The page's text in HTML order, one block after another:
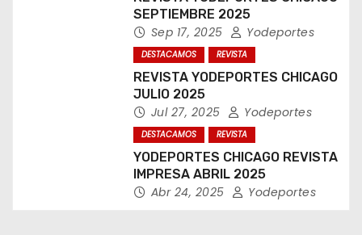
SEPTIEMBRE 2025
Sep 17, 2025 Yodeportes
DESTACAMOS REVISTA
REVISTA YODEPORTES CHICAGO
JULIO 2025
Jul 27, 2025 Yodeportes
DESTACAMOS REVISTA
YODEPORTES CHICAGO REVISTA
IMPRESA ABRIL 2025
Abr 24, 2025 Yodeportes